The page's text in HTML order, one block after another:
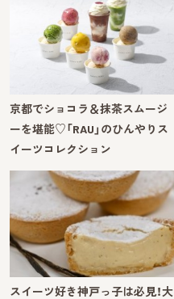
京都でショコラ＆抹茶スムージ
ーを堪能♡「RAU」のひんやりス
イーツコレクション
スイーツ好き神戸っ子は必見！大